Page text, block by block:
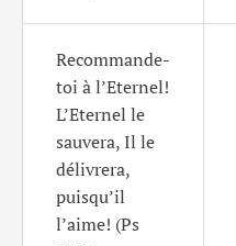
Recommande-
toi à l’Eternel!
L’Eternel le
sauvera, Il le
délivrera,
puisqu’il
l’aime! (Ps